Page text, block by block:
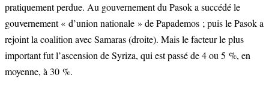
pratiquement perdue. Au gouvernement du Pasok a succédé le
gouvernement « d’union nationale » de Papademos ; puis le Pasok a
rejoint la coalition avec Samaras (droite). Mais le facteur le plus
important fut l’ascension de Syriza, qui est passé de 4 ou 5 %, en
moyenne, à 30 %.